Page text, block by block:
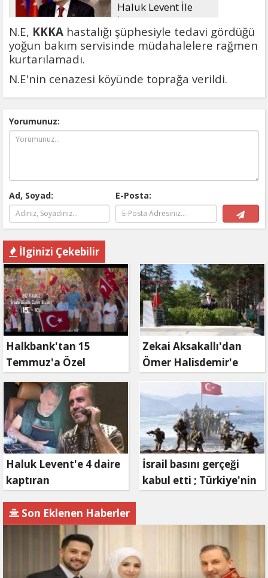
Haluk Levent İle
İlgili Açıklama
N.E, KKKA hastalığı şüphesiyle tedavi gördüğü
yoğun bakım servisinde müdahalelere rağmen
kurtarılamadı.
N.E'nin cenazesi köyünde toprağa verildi.
Yorumunuz:
Ad, Soyad: E-Posta:
İlginizi Çekebilir
Halkbank'tan 15
Temmuz'a Özel
Reklam Filmi: "İrade
Bizim, Zafer Bizim"
Zekai Aksakallı'dan
Ömer Halisdemir'e
'vefa' ziyareti!
Haluk Levent'e 4 daire
kaptıran
savcılıkta aldı
İsrail basını gerçeği
kabul etti ; Türkiye'nin
Son Eklenen Haberler